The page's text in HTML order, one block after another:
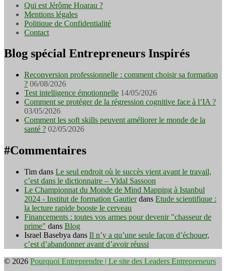
Qui est Jérôme Hoarau ?
Mentions légales
Politique de Confidentialité
Contact
Blog spécial Entrepreneurs Inspirés
Reconversion professionnelle : comment choisir sa formation
? 06/08/2026
Test intelligence émotionnelle 14/05/2026
Comment se protéger de la régression cognitive face à l’IA ?
03/05/2026
Comment les soft skills peuvent améliorer le monde de la
santé ? 02/05/2026
#Commentaires
Tim dans Le seul endroit où le succès vient avant le travail,
c’est dans le dictionnaire – Vidal Sassoon
Le Championnat du Monde de Mind Mapping à Istanbul
2024 - Institut de formation Gautierdans Etude scientifique :
la lecture rapide booste le cerveau
Financements : toutes vos armes pour devenir "chasseur de
prime" dans Blog
Israel Basebya dans Il n’y a qu’une seule façon d’échouer,
c’est d’abandonner avant d’avoir réussi
© 2026 Pourquoi Entreprendre | Le site des Leaders Entrepreneurs